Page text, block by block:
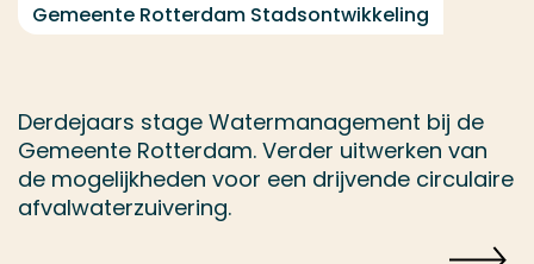
Gemeente Rotterdam Stadsontwikkeling
Derdejaars stage Watermanagement bij de
Gemeente Rotterdam. Verder uitwerken van
de mogelijkheden voor een drijvende circulaire
afvalwaterzuivering.